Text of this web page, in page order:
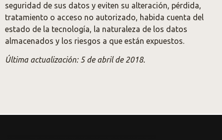
seguridad de sus datos y eviten su alteración, pérdida,
tratamiento o acceso no autorizado, habida cuenta del
estado de la tecnología, la naturaleza de los datos
almacenados y los riesgos a que están expuestos.
Última actualización: 5 de abril de 2018.